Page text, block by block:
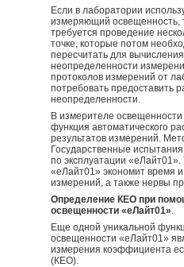
Если в лаборатории
измеряющий освещенность,
требуется проведение
точке, которые потом
пересчитать для
неопределенности
протоколов измерений от
потребовать предоставить
неопределенности.
В измерителе
функция автоматического
результатов измерений.
Государственные
по эксплуатации
«еЛайт01» экономит время
измерений, а также нервы
Определение КЕО при
освещенности «еЛайт01».
Еще одной уникальной
освещенности «еЛайт01»
измерения коэффициента
(КЕО).